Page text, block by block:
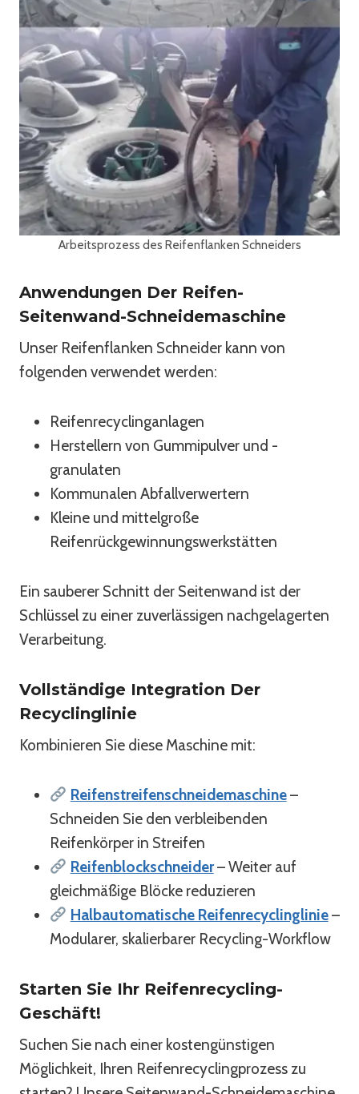
Arbeitsprozess des Reifenflanken Schneiders
Anwendungen Der Reifen-
Seitenwand-Schneidemaschine
Unser Reifenflanken Schneider kann von
folgenden verwendet werden:
Reifenrecyclinganlagen
Herstellern von Gummipulver und -
granulaten
Kommunalen Abfallverwertern
Kleine und mittelgroße
Reifenrückgewinnungswerkstätten
Ein sauberer Schnitt der Seitenwand ist der
Schlüssel zu einer zuverlässigen nachgelagerten
Verarbeitung.
Vollständige Integration Der
Recyclinglinie
Kombinieren Sie diese Maschine mit:
Reifenstreifenschneidemaschine–
Schneiden Sie den verbleibenden
Reifenkörper in Streifen
Reifenblockschneider– Weiter auf
gleichmäßige Blöcke reduzieren
Halbautomatische Reifenrecyclinglinie–
Modularer, skalierbarer Recycling-Workflow
Starten Sie Ihr Reifenrecycling-
Geschäft!
Suchen Sie nach einer kostengünstigen
Möglichkeit, Ihren Reifenrecyclingprozess zu